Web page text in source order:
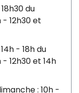
du
12h30 et
- 18h du
12h30 et 14h
: 10h -